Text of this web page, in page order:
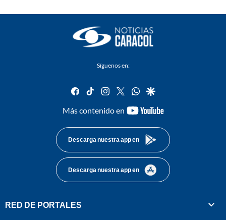
Síguenos en:
facebook
tiktok instagram
twitterwhatsapp
google
Más contenido en
youtube-
Descarga nuestra app en
Descarga nuestra app en
RED DE PORTALES